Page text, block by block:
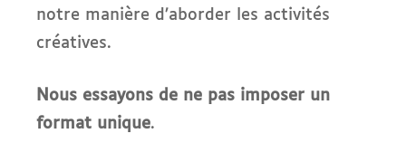
notre manière d’aborder les activités
créatives.
Nous essayons de ne pas imposer un
format unique.